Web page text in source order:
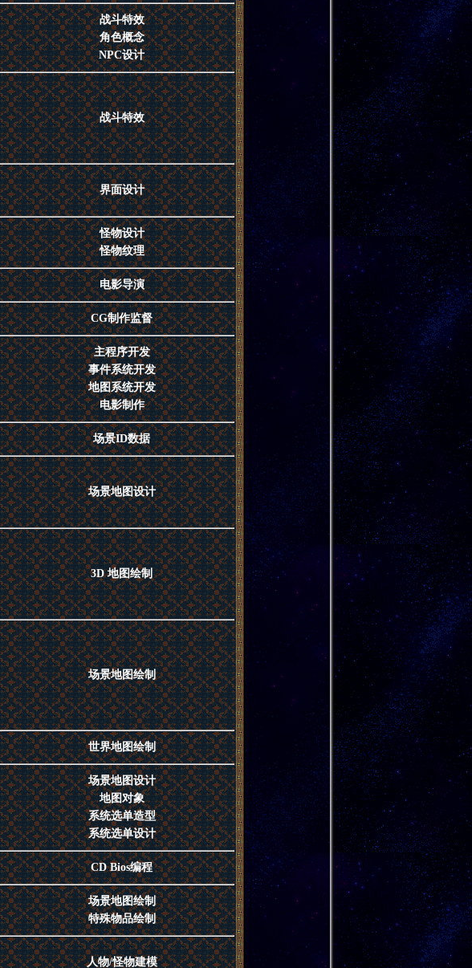
战斗特效
角色概念
NPC设计
战斗特效
界面设计
怪物设计
怪物纹理
电影导演
CG制作监督
主程序开发
事件系统开发
地图系统开发
电影制作
场景ID数据
场景地图设计
3D 地图绘制
场景地图绘制
世界地图绘制
场景地图设计
地图对象
系统选单造型
系统选单设计
CD Bios编程
场景地图绘制
特殊物品绘制
人物/怪物建模